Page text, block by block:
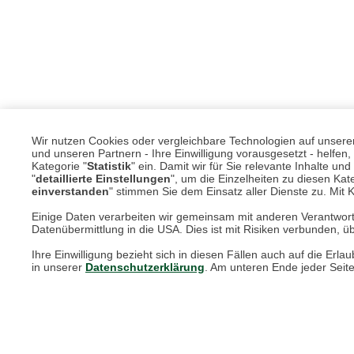
Wir nutzen Cookies oder vergleichbare Technologien auf
und unseren Partnern - Ihre Einwilligung vorausgesetzt -
Kategorie "Statistik" ein. Damit wir für Sie relevante Inhalte
"detaillierte Einstellungen", um die Einzelheiten zu diesen
einverstanden" stimmen Sie dem Einsatz aller Dienste zu. Mit
Einige Daten verarbeiten wir gemeinsam mit anderen
Datenübermittlung in die USA. Dies ist mit Risiken verbunden,
Ihre Einwilligung bezieht sich in diesen Fällen auch auf die
in unserer Datenschutzerklärung . Am unteren Ende jeder